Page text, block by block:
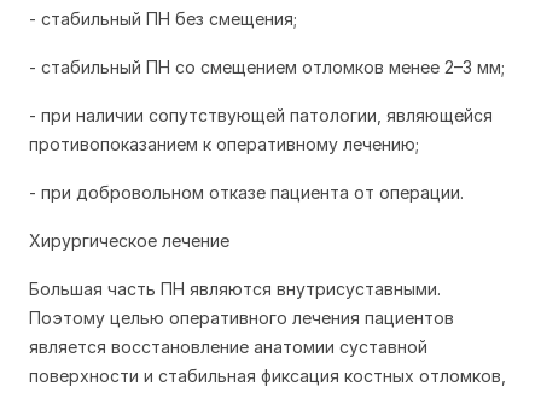
- стабильный ПН без смещения;
- стабильный ПН со смещением отломков менее 2–3 мм;
- при наличии сопутствующей патологии, являющейся
противопоказанием к оперативному лечению;
- при добровольном отказе пациента от операции.
Хирургическое лечение
Большая часть ПН являются внутрисуставными.
Поэтому целью оперативного лечения пациентов
является восстановление анатомии суставной
поверхности и стабильная фиксация костных отломков,